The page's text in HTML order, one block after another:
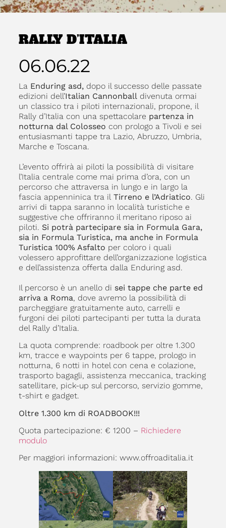
RALLY D’ITALIA
06.06.22
LaEnduring asd,dopo il successo delle passate
edizioni dell’Italian Cannonballdivenuta ormai
un classico tra i piloti internazionali, propone, il
Rally d’Italia con una spettacolare partenza in
notturna dal Colosseo con prologo a Tivoli e sei
entusiasmanti tappe tra Lazio, Abruzzo, Umbria,
Marche e Toscana.
L’evento offrirà ai piloti la possibilità di visitare
l’Italia centrale come mai prima d’ora, con un
percorso che attraversa in lungo e in largo la
fascia appenninica tra il Tirreno e l’Adriatico. Gli
arrivi di tappa saranno in località turistiche e
suggestive che offriranno il meritano riposo ai
piloti. Si potrà partecipare sia in Formula Gara,
sia in Formula Turistica, ma anche in Formula
Turistica 100% Asfalto per coloro i quali
volessero approfittare dell’organizzazione logistica
e dell’assistenza offerta dalla Enduring asd.
Il percorso è un anello di sei tappe che parte ed
arriva a Roma, dove avremo la possibilità di
parcheggiare gratuitamente auto, carrelli e
furgoni dei piloti partecipanti per tutta la durata
del Rally d’Italia.
La quota comprende: roadbook per oltre 1.300
km, tracce e waypoints per 6 tappe, prologo in
notturna, 6 notti in hotel con cena e colazione,
trasporto bagagli, assistenza meccanica, tracking
satellitare, pick-up sul percorso, servizio gomme,
t-shirt e gadget.
Oltre 1.300 km di ROADBOOK!!!
Quota partecipazione: € 1200 – Richiedere
modulo
Per maggiori informazioni: www.offroaditalia.it